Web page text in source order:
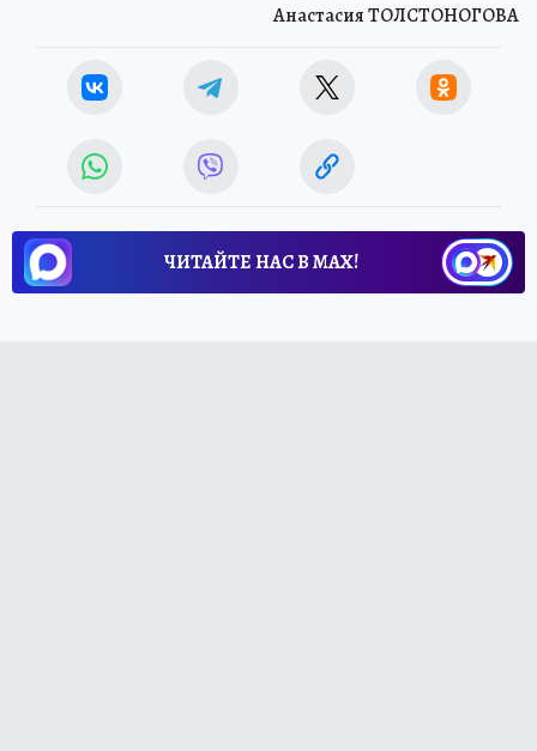
Анастасия ТОЛСТОНОГОВА
ЧИТАЙТЕ НАС В МАХ!